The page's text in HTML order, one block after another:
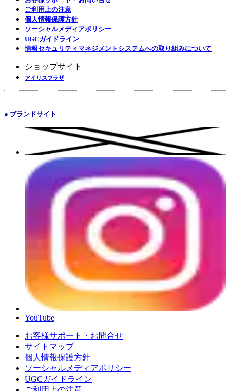
ご利用上の注意
個人情報保護方針
ソーシャルメディアポリシー
UGCガイドライン
情報セキュリティマネジメントシステムへの取り組みについて
ショップサイト
アイリスプラザ
● ブランドサイト
YouTube
お客様サポート・お問合せ
サイトマップ
個人情報保護方針
ソーシャルメディアポリシー
UGCガイドライン